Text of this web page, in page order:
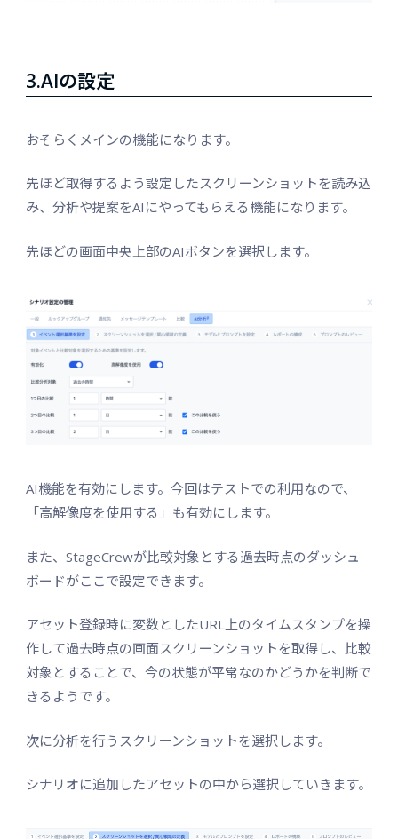
3.AIの設定
おそらくメインの機能になります。
先ほど取得するよう設定したスクリーンショットを読み込
み、分析や提案をAIにやってもらえる機能になります。
先ほどの画面中央上部のAIボタンを選択します。
AI機能を有効にします。今回はテストでの利用なので、
「高解像度を使用する」も有効にします。
また、StageCrewが比較対象とする過去時点のダッシュ
ボードがここで設定できます。
アセット登録時に変数としたURL上のタイムスタンプを操
作して過去時点の画面スクリーンショットを取得し、比較
対象とすることで、今の状態が平常なのかどうかを判断で
きるようです。
次に分析を行うスクリーンショットを選択します。
シナリオに追加したアセットの中から選択していきます。